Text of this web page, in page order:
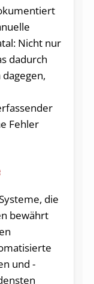
Nicht nur
dadurch
Fehler
die
bewährt
und -